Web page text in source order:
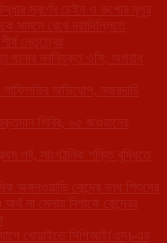
স্বর্ণের চেইন ও রুপোর নূপুর
সামনে রেখে নয়াদিল্লিতে
নেতৃত্বের
থানার নবনিযুক্ত ওসি, অপরাধ
গাফিলতির অভিযোগ, নজরদারি
শিবির, ৬৫ জওয়ানের
পর্ব, সাংগঠনিক শক্তি বৃদ্ধিতে
অঙ্গনওয়াড়ি কেন্দ্রে বন্ধ শিশুদের
না মেলায় বিপাকে কেন্দ্রের
খোয়াইতে সিপিআই(এম)-এর